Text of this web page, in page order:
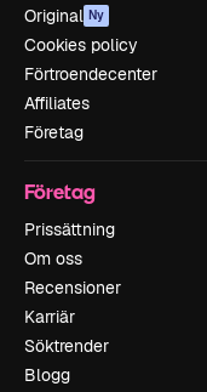
Original Ny
Cookies policy
Förtroendecenter
Affiliates
Företag
Företag
Prissättning
Om oss
Recensioner
Karriär
Söktrender
Blogg